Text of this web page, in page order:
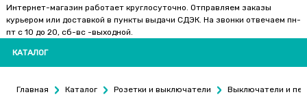
Интернет-магазин работает круглосуточно. Отправляем заказы
курьером или доставкой в пункты выдачи СДЭК. На звонки отвечаем пн-
пт с 10 до 20, сб-вс -выходной.
КАТАЛОГ
Главная Каталог Розетки и выключатели Выключатели и